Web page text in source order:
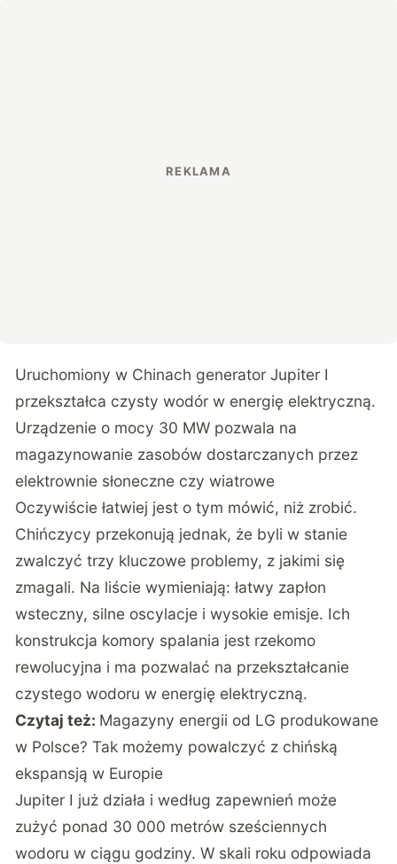
Uruchomiony w Chinach generator Jupiter I
przekształca czysty wodór w energię elektryczną.
Urządzenie o mocy 30 MW pozwala na
magazynowanie zasobów dostarczanych przez
elektrownie słoneczne czy wiatrowe
Oczywiście łatwiej jest o tym mówić, niż zrobić.
Chińczycy przekonują jednak, że byli w stanie
zwalczyć trzy kluczowe problemy, z jakimi się
zmagali. Na liście wymieniają: łatwy zapłon
wsteczny, silne oscylacje i wysokie emisje. Ich
konstrukcja komory spalania jest rzekomo
rewolucyjna i ma pozwalać na przekształcanie
czystego wodoru w energię elektryczną.
Czytaj też: Magazyny energii od LG produkowane
w Polsce? Tak możemy powalczyć z chińską
ekspansją w Europie
Jupiter I już działa i według zapewnień może
zużyć ponad 30 000 metrów sześciennych
wodoru w ciągu godziny. W skali roku odpowiada